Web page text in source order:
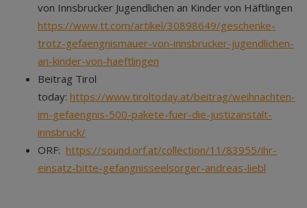
von Innsbrucker Jugendlichen an Kinder von Häftlingen
https://www.tt.com/artikel/30898649/geschenke-
trotz-gefaengnismauer-von-innsbrucker-jugendlichen-
an-kinder-von-haeftlingen
Beitrag Tirol
today: https://www.tiroltoday.at/beitrag/weihnachten-
im-gefaengnis-500-pakete-fuer-die-justizanstalt-
innsbruck/
ORF: https://sound.orf.at/collection/11/83955/ihr-
einsatz-bitte-gefangnisseelsorger-andreas-liebl